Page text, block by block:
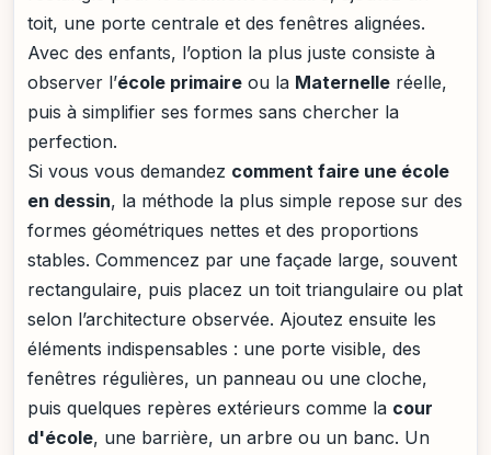
toit, une porte centrale et des fenêtres alignées.
Avec des enfants, l’option la plus juste consiste à
observer l’école primaire ou la Maternelle réelle,
puis à simplifier ses formes sans chercher la
perfection.
Si vous vous demandez comment faire une école
en dessin, la méthode la plus simple repose sur des
formes géométriques nettes et des proportions
stables. Commencez par une façade large, souvent
rectangulaire, puis placez un toit triangulaire ou plat
selon l’architecture observée. Ajoutez ensuite les
éléments indispensables : une porte visible, des
fenêtres régulières, un panneau ou une cloche,
puis quelques repères extérieurs comme la cour
d'école, une barrière, un arbre ou un banc. Un